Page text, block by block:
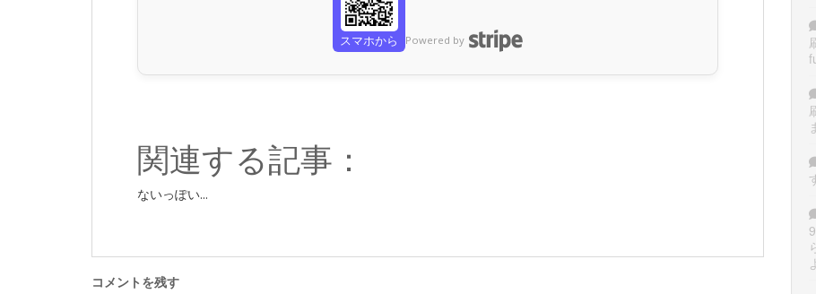
スマホから Powered by
関連する記事：
ないっぽい...
コメントを残す